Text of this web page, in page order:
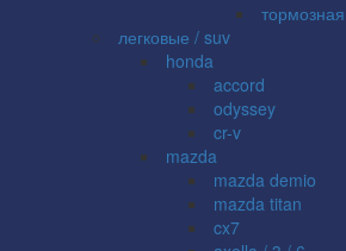
легковые / suv
honda
accord
odyssey
cr-v
mazda
mazda demio
mazda titan
cx7